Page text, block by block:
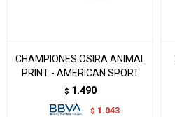
CHAMPIONES OSIRA ANIMAL
PRINT - AMERICAN SPORT
$ 1.490
$ 1.043